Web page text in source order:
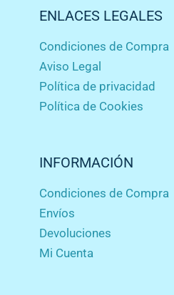
ENLACES LEGALES
Condiciones de Compra
Aviso Legal
Política de privacidad
Política de Cookies
INFORMACIÓN
Condiciones de Compra
Envíos
Devoluciones
Mi Cuenta